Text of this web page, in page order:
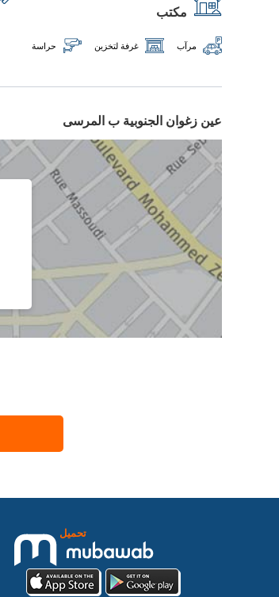
مكتب
مرآب غرفة لتخزين حراسة
عين زغوان الجنوبية ب المرسى
تحميل